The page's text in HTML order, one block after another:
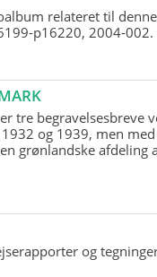
relateret til denne
p16220, 2004-002.
tre begravelsesbreve
og 1939, men
grønlandske afdeling
og